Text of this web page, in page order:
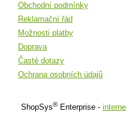
Obchodní podmínky
Reklamační řád
Možnosti platby
Doprava
Časté dotazy
Ochrana osobních údajů
ShopSys® Enterprise -